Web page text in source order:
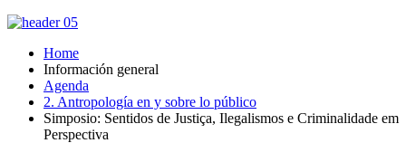
Home
Información general
Agenda
2. Antropología en y sobre lo público
Simposio: Sentidos de Justiça, Ilegalismos e Criminalidade em
Perspectiva